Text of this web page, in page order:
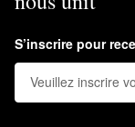
S’inscrire pour